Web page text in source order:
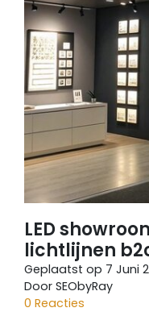
LED
lichtlijnen
Geplaatst op 7 Juni
Door SEObyRay
0 Reacties